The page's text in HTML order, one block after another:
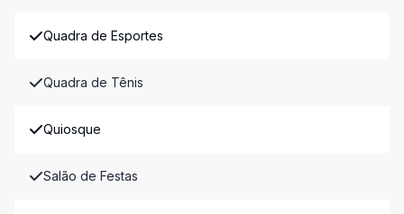
Quadra de Esportes
Quadra de Tênis
Quiosque
Salão de Festas